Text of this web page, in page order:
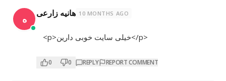
ه هانیه زارعی 10 MONTHS AGO
<p>خیلی سایت خوبی دارین</p>
0 0 REPLY REPORT COMMENT